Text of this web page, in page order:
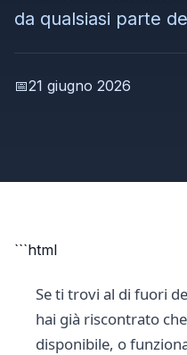
da qualsiasi parte
📅21 giugno 2026
```html
Se ti trovi al di fuori
hai già riscontrato
disponibile, o